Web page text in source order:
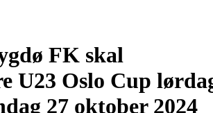
FK skal
U23 Oslo Cup
27 oktober 2024